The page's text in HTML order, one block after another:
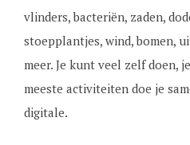
vlinders, bacteriën, zaden,
stoepplantjes, wind, bomen,
meer. Je kunt veel zelf doen,
meeste activiteiten doe je
digitale.